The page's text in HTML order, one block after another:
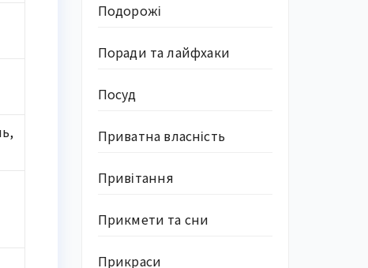
Подорожі
Поради та лайфхаки
Посуд
Приватна власність
Привітання
Прикмети та сни
Прикраси